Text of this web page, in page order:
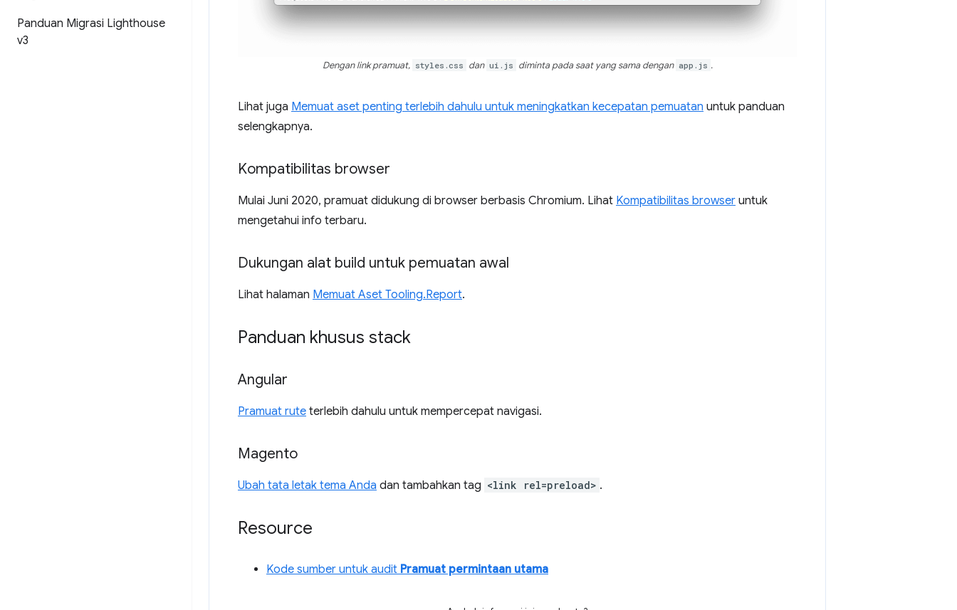
Panduan Migrasi Lighthouse
v3
Dengan link pramuat, styles.css dan ui.js diminta pada saat yang sama dengan app.js .
Lihat juga Memuat aset penting terlebih dahulu untuk meningkatkan kecepatan pemuatan untuk panduan
selengkapnya.
Kompatibilitas browser
Mulai Juni 2020, pramuat didukung di browser berbasis Chromium. Lihat Kompatibilitas browser untuk
mengetahui info terbaru.
Dukungan alat build untuk pemuatan awal
Lihat halaman Memuat Aset Tooling.Report.
Panduan khusus stack
Angular
Pramuat rute terlebih dahulu untuk mempercepat navigasi.
Magento
Ubah tata letak tema Anda dan tambahkan tag <link rel=preload> .
Resource
Kode sumber untuk audit Pramuat permintaan utama